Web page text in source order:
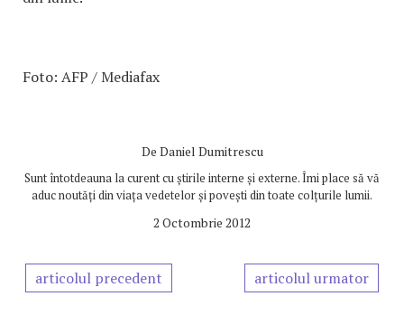
Foto: AFP / Mediafax
De Daniel Dumitrescu
Sunt întotdeauna la curent cu știrile interne și externe. Îmi place să vă
aduc noutăți din viața vedetelor și povești din toate colțurile lumii.
2 Octombrie 2012
articolul precedent articolul urmator